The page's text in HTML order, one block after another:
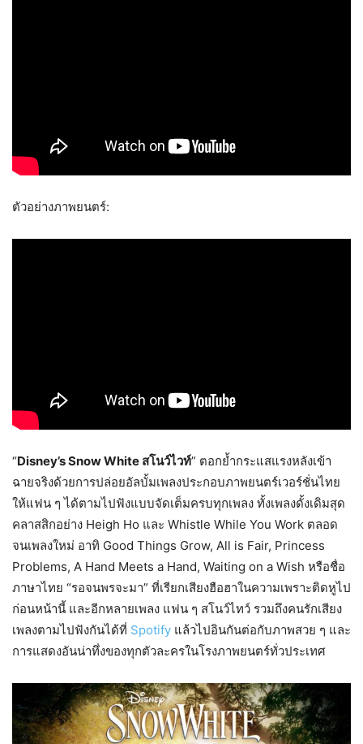
ตัวอย่างภาพยนตร์:
“Disney’s Snow White สโนว์ไวท์” ตอกย้ำกระแสแรงหลังเข้า
ฉายจริงด้วยการปล่อยอัลบั้มเพลงประกอบภาพยนตร์เวอร์ชั่นไทย
ให้แฟน ๆ ได้ตามไปฟังแบบจัดเต็มครบทุกเพลง ทั้งเพลงดั้งเดิมสุด
คลาสสิกอย่าง Heigh Ho และ Whistle While You Work ตลอด
จนเพลงใหม่ อาทิ Good Things Grow, All is Fair, Princess
Problems, A Hand Meets a Hand, Waiting on a Wish หรือชื่อ
ภาษาไทย “รอจนพรจะมา” ที่เรียกเสียงฮือฮาในความเพราะติดหูไป
ก่อนหน้านี้ และอีกหลายเพลง แฟน ๆ สโนว์ไทว์ รวมถึงคนรักเสียง
เพลงตามไปฟังกันได้ที่ Spotify แล้วไปอินกันต่อกับภาพสวย ๆ และ
การแสดงอันน่าทึ่งของทุกตัวละครในโรงภาพยนตร์ทั่วประเทศ